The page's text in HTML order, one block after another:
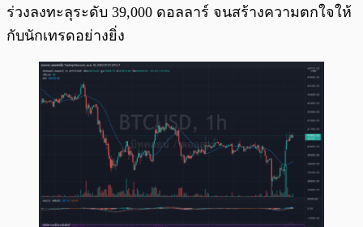
ร่วงลงทะลุระดับ 39,000 ดอลลาร์​ จนสร้างความตกใจให้
กับนักเทรดอย่างยิ่ง